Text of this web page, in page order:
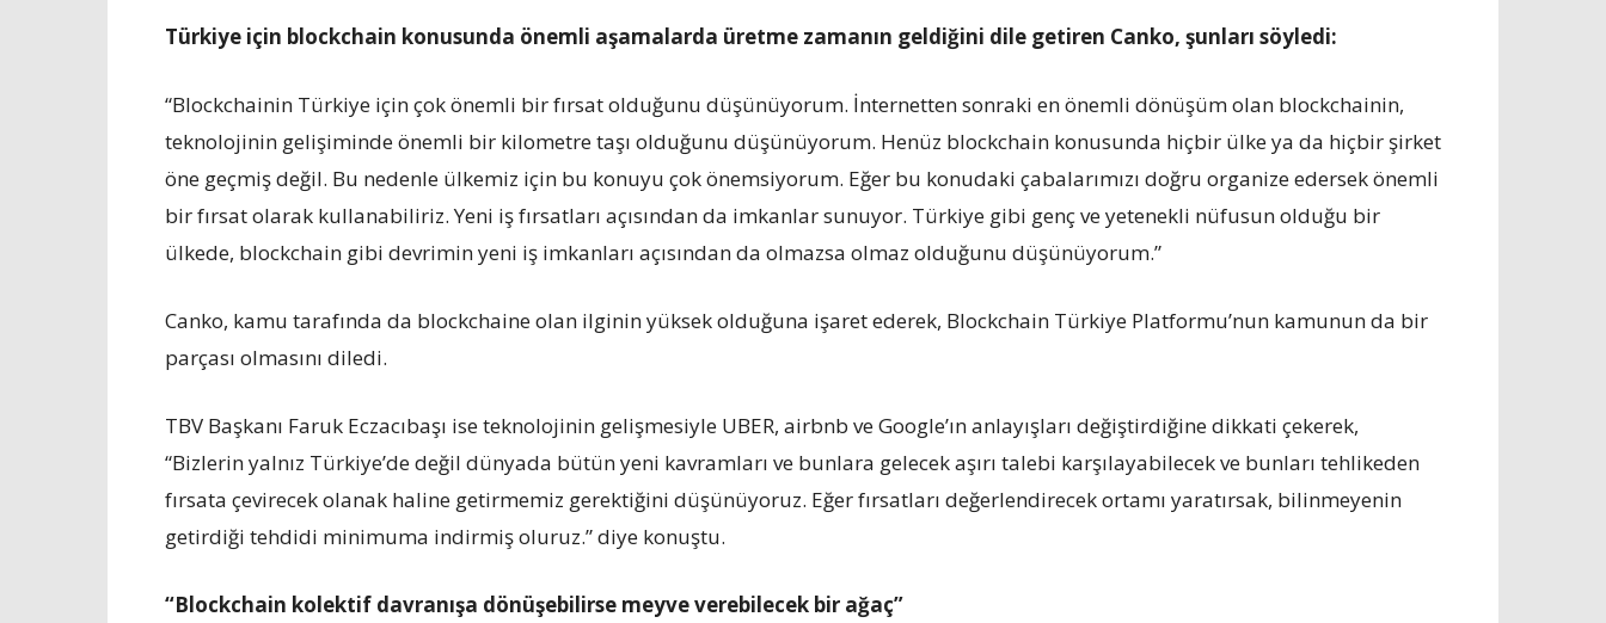
Türkiye için blockchain konusunda önemli aşamalarda üretme zamanın geldiğini dile getiren Canko, şunları söyledi:
“Blockchainin Türkiye için çok önemli bir fırsat olduğunu düşünüyorum. İnternetten sonraki en önemli dönüşüm olan blockchainin,
teknolojinin gelişiminde önemli bir kilometre taşı olduğunu düşünüyorum. Henüz blockchain konusunda hiçbir ülke ya da hiçbir şirket
öne geçmiş değil. Bu nedenle ülkemiz için bu konuyu çok önemsiyorum. Eğer bu konudaki çabalarımızı doğru organize edersek önemli
bir fırsat olarak kullanabiliriz. Yeni iş fırsatları açısından da imkanlar sunuyor. Türkiye gibi genç ve yetenekli nüfusun olduğu bir
ülkede, blockchain gibi devrimin yeni iş imkanları açısından da olmazsa olmaz olduğunu düşünüyorum.”
Canko, kamu tarafında da blockchaine olan ilginin yüksek olduğuna işaret ederek, Blockchain Türkiye Platformu’nun kamunun da bir
parçası olmasını diledi.
TBV Başkanı Faruk Eczacıbaşı ise teknolojinin gelişmesiyle UBER, airbnb ve Google’ın anlayışları değiştirdiğine dikkati çekerek,
“Bizlerin yalnız Türkiye’de değil dünyada bütün yeni kavramları ve bunlara gelecek aşırı talebi karşılayabilecek ve bunları tehlikeden
fırsata çevirecek olanak haline getirmemiz gerektiğini düşünüyoruz. Eğer fırsatları değerlendirecek ortamı yaratırsak, bilinmeyenin
getirdiği tehdidi minimuma indirmiş oluruz.” diye konuştu.
“Blockchain kolektif davranışa dönüşebilirse meyve verebilecek bir ağaç”